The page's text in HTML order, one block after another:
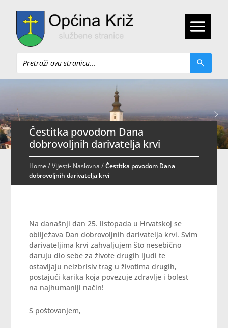
Pretraži
Čestitka povodom Dana
dobrovoljnih darivatelja krvi
Home/Vijesti- Naslovna /Čestitka povodom Dana
dobrovoljnih darivatelja krvi
Na današnji dan 25. listopada u Hrvatskoj se
obilježava Dan dobrovoljnih darivatelja krvi. Svim
darivateljima krvi zahvaljujem što nesebično
daruju dio sebe za živote drugih ljudi te
ostavljaju neizbrisiv trag u životima drugih,
postajući karika koja povezuje zdravlje i bolest
na najhumaniji način!
S poštovanjem,